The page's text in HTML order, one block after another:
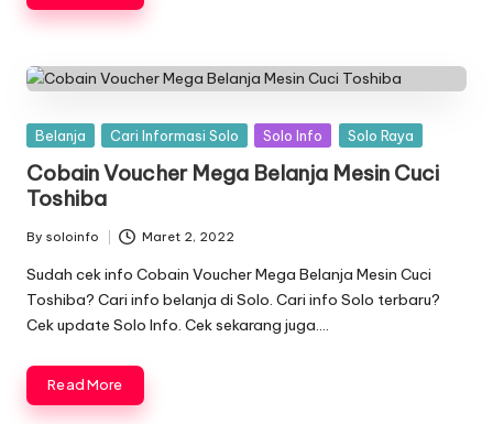
Posted
Belanja Cari Informasi Solo Solo Info Solo Raya
Cobain Voucher Mega Belanja Mesin Cuci
Toshiba
Posted
by
By soloinfo Maret 2, 2022
Sudah cek info Cobain Voucher Mega Belanja Mesin Cuci
Toshiba? Cari info belanja di Solo. Cari info Solo terbaru?
Cek update Solo Info. Cek sekarang juga….
Read More